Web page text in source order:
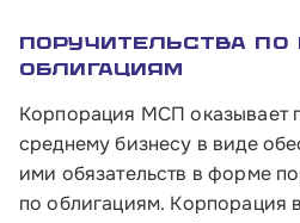
Поручительства
облигациям
Корпорация МСП оказывает
среднему бизнесу в виде
ими обязательств в форме
по облигациям. Корпорация